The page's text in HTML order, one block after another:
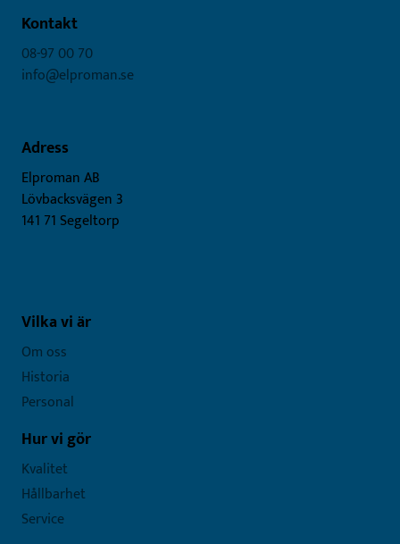
Kontakt
08-97 00 70
info@elproman.se
Adress
Elproman AB
Lövbacksvägen 3
141 71 Segeltorp
Vilka vi är
Om oss
Historia
Personal
Hur vi gör
Kvalitet
Hållbarhet
Service